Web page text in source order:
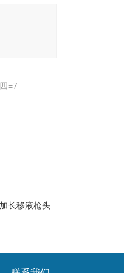
=7
长移液枪头